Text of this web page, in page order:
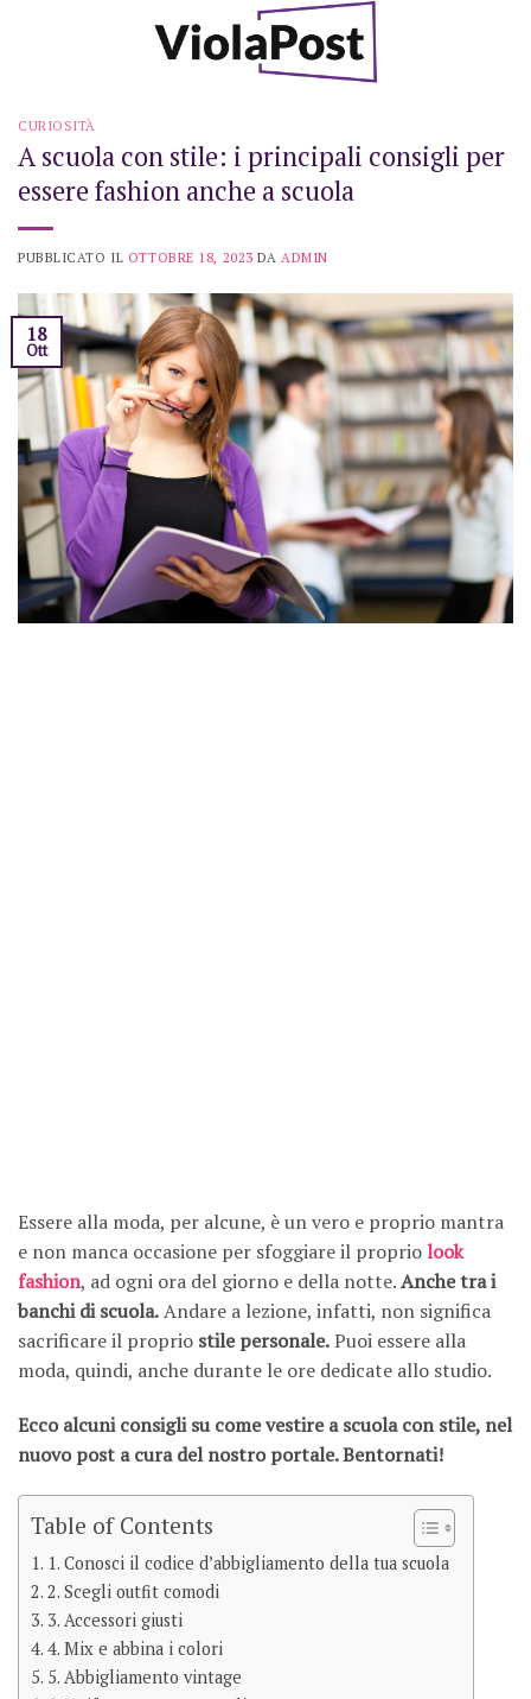
CURIOSITÀ
A scuola con stile: i principali consigli per
essere fashion anche a scuola
PUBBLICATO IL OTTOBRE 18, 2023 DA ADMIN
18
Ott
Essere alla moda, per alcune, è un vero e proprio mantra
e non manca occasione per sfoggiare il propriolook
fashion, ad ogni ora del giorno e della notte.Anche tra i
banchi di scuola.Andare a lezione, infatti, non significa
sacrificare il proprio stile personale.Puoi essere alla
moda, quindi, anche durante le ore dedicate allo studio.
Ecco alcuni consigli su come vestire a scuola con stile, nel
nuovo post a cura del nostro portale. Bentornati!
Table of Contents
1. Conosci il codice d’abbigliamento della tua scuola
2. Scegli outfit comodi
3. Accessori giusti
4. Mix e abbina i colori
5. Abbigliamento vintage